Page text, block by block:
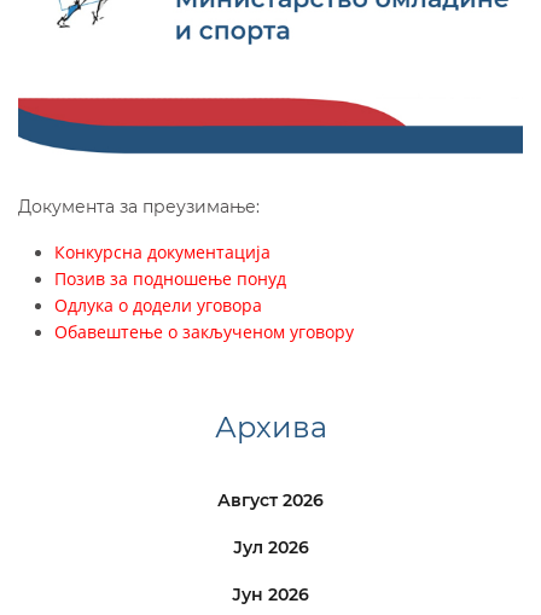
Документа за преузимање:
Конкурсна документација
Позив за подношење понуд
Одлука о додели уговора
Обавештење о закљученом уговору
Архива
Август 2026
Јул 2026
Јун 2026